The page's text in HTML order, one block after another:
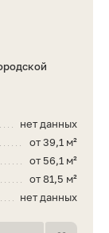
нет данных
от 39,1 м²
от 56,1 м²
от 81,5 м²
нет данных